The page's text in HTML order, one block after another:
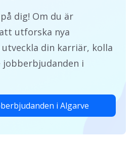
dig! Om du är
utforska nya
din karriär, kolla
jobberbjudanden i
i Algarve